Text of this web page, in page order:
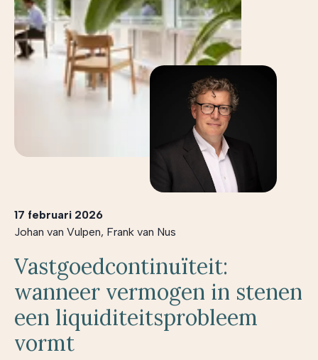
17 februari 2026
Johan van Vulpen, Frank van Nus
Vastgoedcontinuïteit:
wanneer vermogen in stenen
een liquiditeitsprobleem
vormt